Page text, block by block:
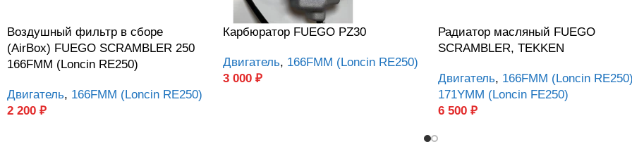
Воздушный фильтр в сборе
(AirBox) FUEGO SCRAMBLER 250
166FMM (Loncin RE250)
Двигатель, 166FMM (Loncin RE250)
2 200 ₽
Карбюратор FUEGO PZ30
Двигатель, 166FMM (Loncin RE250)
3 000 ₽
Радиатор масляный FUEGO
SCRAMBLER, TEKKEN
Двигатель, 166FMM (Loncin RE250)
171YMM (Loncin FE250)
6 500 ₽